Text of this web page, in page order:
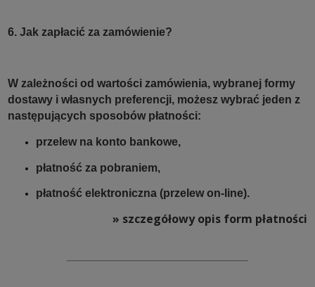
6. Jak zapłacić za zamówienie?
W zależności od wartości zamówienia, wybranej formy
dostawy i własnych preferencji, możesz wybrać jeden z
następujących sposobów płatności:
przelew na konto bankowe,
płatność za pobraniem,
płatność elektroniczna (przelew on-line).
» szczegółowy opis form płatności